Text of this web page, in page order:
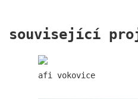
regina hradec králové
související
afi vokovice